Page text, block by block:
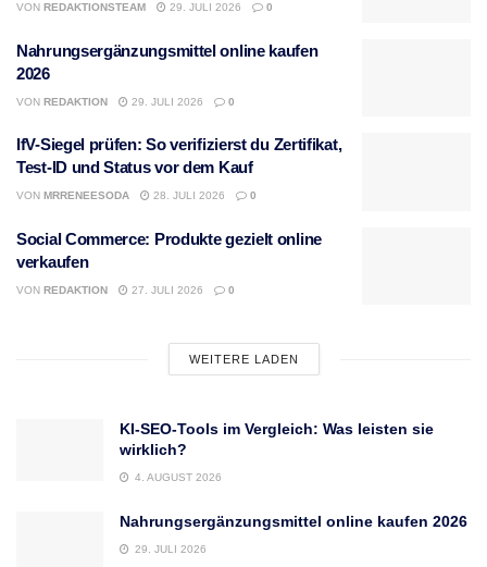
VON REDAKTIONSTEAM 29. JULI 2026 0
Nahrungsergänzungsmittel online kaufen
2026
VON REDAKTION 29. JULI 2026 0
IfV-Siegel prüfen: So verifizierst du Zertifikat,
Test-ID und Status vor dem Kauf
VON MRRENEESODA 28. JULI 2026 0
Social Commerce: Produkte gezielt online
verkaufen
VON REDAKTION 27. JULI 2026 0
WEITERE LADEN
KI-SEO-Tools im Vergleich: Was leisten sie
wirklich?
4. AUGUST 2026
Nahrungsergänzungsmittel online kaufen 2026
29. JULI 2026